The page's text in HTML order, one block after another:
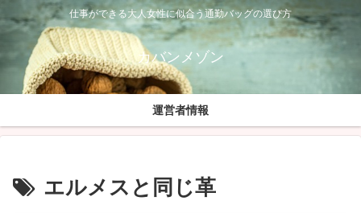
仕事ができる大人女性に似合う通勤バッグの選び方
カバンメゾン
運営者情報
エルメスと同じ革